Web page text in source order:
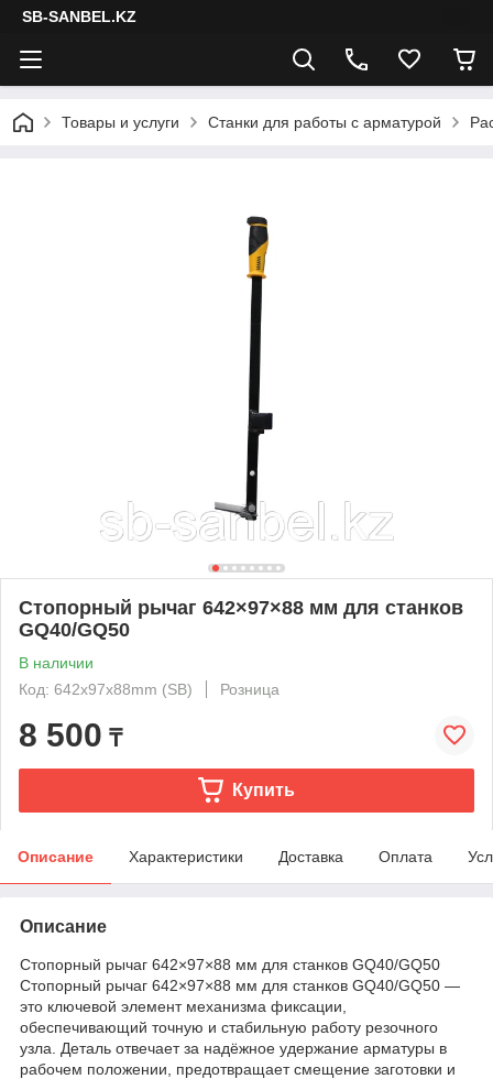
SB-SANBEL.KZ
Товары и услуги Станки для работы с арматурой
Стопорный рычаг 642×97×88 мм для станков
GQ40/GQ50
В наличии
Код: 642x97x88mm (SB)
Розница
8 500 ₸
Купить
Описание Характеристики Доставка Оплата
Описание
Стопорный рычаг 642×97×88 мм для станков GQ40/GQ50
Стопорный рычаг 642×97×88 мм для станков GQ40/GQ50 —
это ключевой элемент механизма фиксации,
обеспечивающий точную и стабильную работу резочного
узла. Деталь отвечает за надёжное удержание арматуры в
рабочем положении, предотвращает смещение заготовки и